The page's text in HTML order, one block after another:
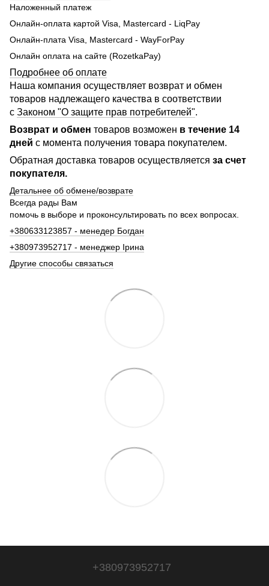
Наложенный платеж
Онлайн-оплата картой Visa, Mastercard - LiqPay
Онлайн-плата Visa, Mastercard - WayForPay
Онлайн оплата на сайте (RozetkaPay)
Подробнее об оплате
Наша компания осуществляет возврат и обмен
товаров надлежащего качества в соответствии
с Законом "О защите прав потребителей".
Возврат и обмен товаров возможен в течение 14
дней с момента получения товара покупателем.
Обратная доставка товаров осуществляется за счет
покупателя.
Детальнее об обмене/возврате
Всегда рады Вам
помочь в выборе и проконсультировать по всех вопросах.
+380633123857 - менедер Богдан
+380973952717 - менеджер Ірина
Другие способы связаться
+380973952717